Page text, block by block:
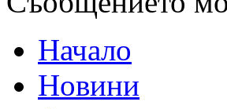
Начало
Новини